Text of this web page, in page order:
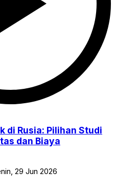
di Rusia: Pilihan Studi
dan Biaya
29 Jun 2026